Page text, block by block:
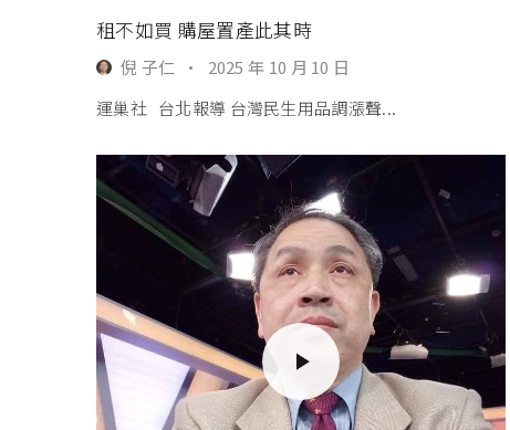
租不如買 購屋置產此其時
倪 子仁 ·
2025 年 10 月 10 日
運巢社 台北報導 台灣民生用品調漲聲...